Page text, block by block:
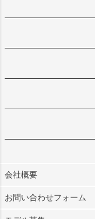
会社概要
お問い合わせフォーム